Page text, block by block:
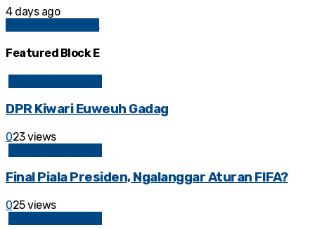
4 days ago
Featured Block E
DPR Kiwari Euweuh Gadag
023 views
Final Piala Presiden, Ngalanggar Aturan FIFA?
025 views